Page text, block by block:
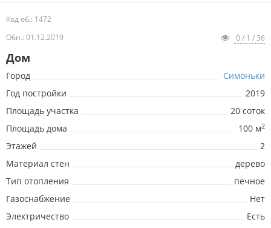
Код об.: 1472
Обн.: 01.12.2019
0 / 1 / 36
Дом
Город
Симоньки
Год постройки
2019
Площадь участка
20 соток
Площадь дома
100 м2
Этажей
2
Материал стен
дерево
Тип отопления
печное
Газоснабжение
Нет
Электричество
Есть